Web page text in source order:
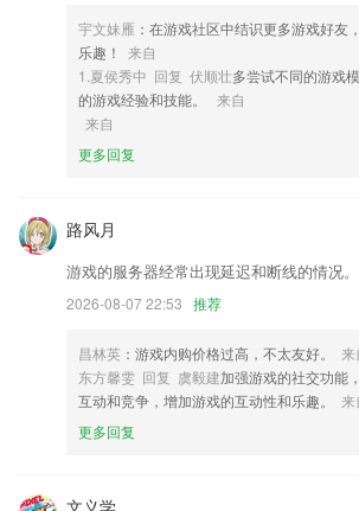
4,快速，教你全面运营技巧
5,将以讲解与手势的动作分解以及视频的多种形式
6,考点精讲视频+全套备考材料、题库+讲师为您
1.多数课程配有电子书及练习题库，依管理要求配
2.·思维课程+19大专业课程
3.·家庭是社会的基本单位和细胞，是孩子成长的
人世界观、人生观、价值观形成的摇篮。父母是
终生导师，家庭教育对孩子的一生都产生着深远的
4.[师兄师姐]高考尖子生、师哥学姐共享志愿填报
5.充分利用碎片时间，强化提分，走到哪学到哪，
宇文妹雁 ：在游戏社区中结识更多游戏好友
乐趣！
来自
1.夏侯秀中 回复 伏顺壮多尝试不同的游戏
的游戏经验和技能。
来自
来自
更多回复
路风月
游戏的服务器经常出现延迟和断线的情况。
2026-08-07 22:53 推荐
昌林英 ：游戏内购价格过高，不太友好。
来
东方馨雯 回复 虞毅建加强游戏的社交功能
互动和竞争，增加游戏的互动性和乐趣。
来
更多回复
文义学